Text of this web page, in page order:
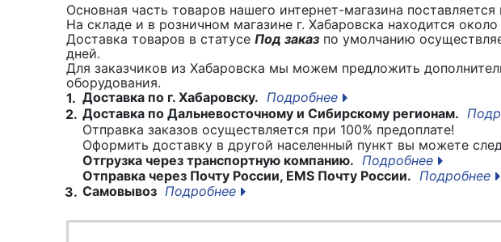
Основная часть товаров нашего интернет-магазина
На складе и в розничном магазине г. Хабаровска находится
Доставка товаров в статусе Под заказ по умолчанию
дней.
Для заказчиков из Хабаровска мы можем предложить
оборудования.
1. Доставка по г. Хабаровску. Подробнее
2. Доставка по Дальневосточному и Сибирскому регионам.
Отправка заказов осуществляется при 100% предоплате!
Оформить доставку в другой населенный пункт вы можете
Отгрузка через транспортную компанию. Подробнее
Отправка через Почту России, EMS Почту России. Подробнее
3. Самовывоз Подробнее